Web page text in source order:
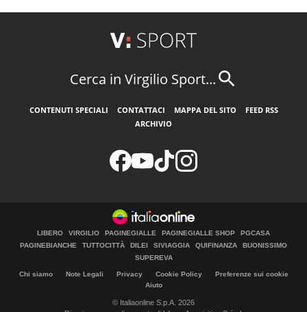
Cerca in Virgilio Sport...
CONTENUTI SPECIALI CONTATTACI MAPPA DEL SITO
FEED RSS
ARCHIVIO
LIBERO VIRGILIO PAGINEGIALLE PAGINEGIALLE SHOP
PGCASA
PAGINEBIANCHE
TUTTOCITTÀ DILEI SIVIAGGIA QUIFINANZA
BUONISSIMO
SUPEREVA
Chi siamo Note Legali Privacy Cookie Policy
Preferenze sui cookie
Aiuto
© Italiaonline S.p.A. 2026